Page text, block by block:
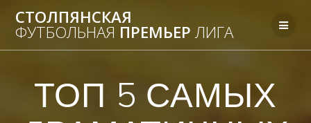
контенту
СТОЛПЯНСКАЯ
ФУТБОЛЬНАЯ ПРЕМЬЕРЛИГА
ТОП 5 САМЫХ